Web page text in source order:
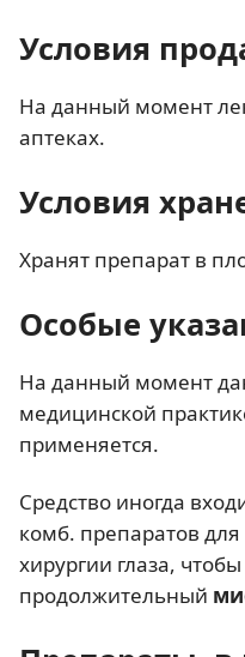
Условия
На данный момент
аптеках.
Условия
Хранят препарат в
Особые
На данный момент
медицинской
применяется.
Средство иногда
комб. препаратов
хирургии глаза,
продолжительный